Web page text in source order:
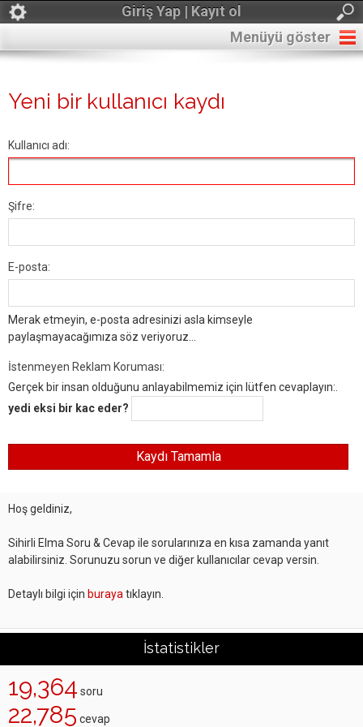
Giriş Yap | Kayıt ol
Menüyü göster
Yeni bir kullanıcı kaydı
Kullanıcı adı:
Şifre:
E-posta:
Merak etmeyin, e-posta adresinizi asla kimseyle
paylaşmayacağımıza söz veriyoruz...
İstenmeyen Reklam Koruması:
Gerçek bir insan olduğunu anlayabilmemiz için lütfen cevaplayın:.
yedi eksi bir kac eder?
Hoş geldiniz,
Sihirli Elma Soru & Cevap ile sorularınıza en kısa zamanda yanıt
alabilirsiniz. Sorunuzu sorun ve diğer kullanıcılar cevap versin.
Detaylı bilgi için buraya tıklayın.
İstatistikler
19,364 soru
22,785 cevap